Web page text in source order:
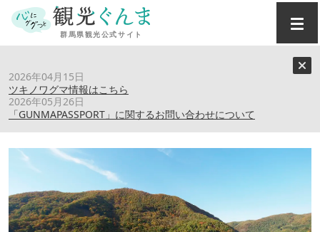
2026年04月15日
ツキノワグマ情報はこちら
2026年05月26日
「GUNMAPASSPORT」に関するお問い合わせについて
藤原湖